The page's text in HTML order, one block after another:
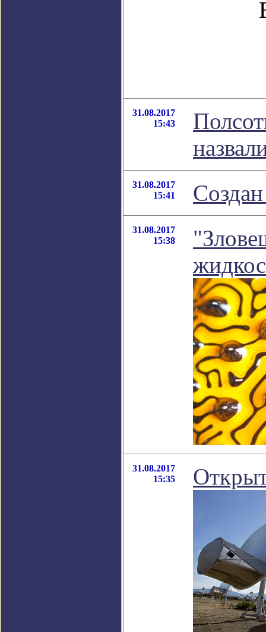
31.08.2017
15:43
31.08.2017
15:41
31.08.2017
15:38
31.08.2017
15:35